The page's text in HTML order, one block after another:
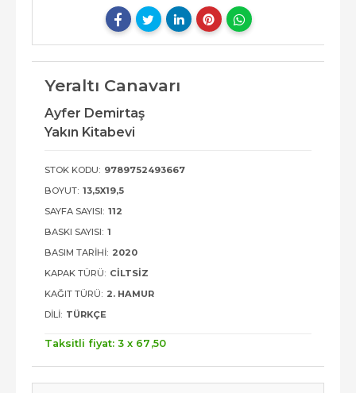
Yeraltı Canavarı
Ayfer Demirtaş
Yakın Kitabevi
STOK KODU: 9789752493667
BOYUT: 13,5X19,5
SAYFA SAYISI: 112
BASKI SAYISI: 1
BASIM TARIHI: 2020
KAPAK TÜRÜ: CILTSIZ
KAĞIT TÜRÜ: 2. HAMUR
DILI: TÜRKÇE
Taksitli fiyat: 3 x 67 ,50